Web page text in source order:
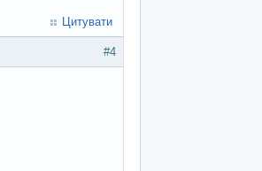
Цитувати
#4